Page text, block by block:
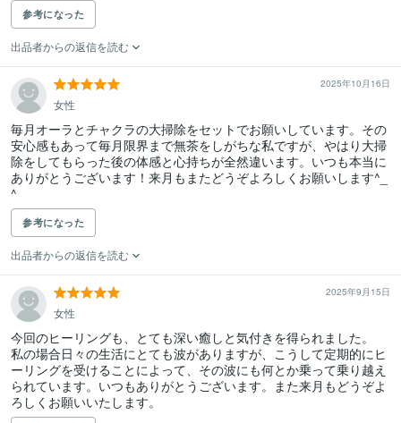
参考になった
出品者からの返信を読む
2025年10月16日
女性
毎月オーラとチャクラの大掃除をセットでお願いしています。その
安心感もあって毎月限界まで無茶をしがちな私ですが、やはり大掃
除をしてもらった後の体感と心持ちが全然違います。いつも本当に
ありがとうございます！来月もまたどうぞよろしくお願いします^_
^
参考になった
出品者からの返信を読む
2025年9月15日
女性
今回のヒーリングも、とても深い癒しと気付きを得られました。
私の場合日々の生活にとても波がありますが、こうして定期的にヒ
ーリングを受けることによって、その波にも何とか乗って乗り越え
られています。いつもありがとうございます。また来月もどうぞよ
ろしくお願いいたします。